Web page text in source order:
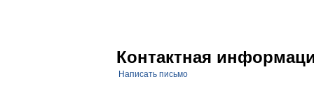
Контактная
Написать письмо